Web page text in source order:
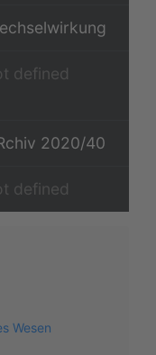
defined
2020/40
defined
Wesen